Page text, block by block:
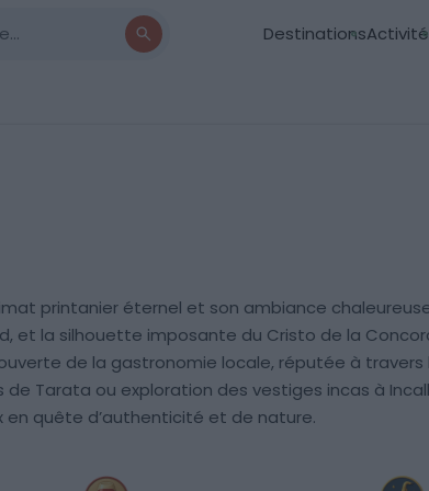
Destinations
printanier éternel et son ambiance
et la silhouette imposante du Cristo de la
de la gastronomie locale, réputée à travers
de Tarata ou exploration des vestiges incas à
quête d’authenticité et de nature.